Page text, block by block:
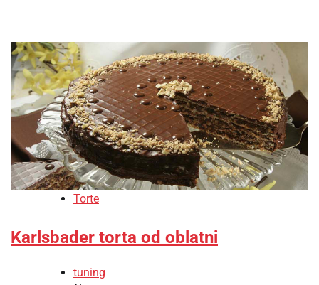
Torte
Karlsbader torta od oblatni
tuning